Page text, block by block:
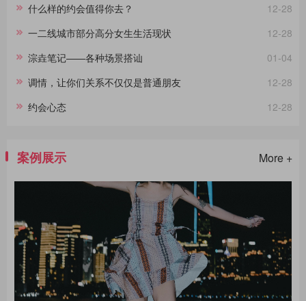
12-28
什么样的约会值得你去？
12-28
一二线城市部分高分女生生活现状
01-04
淙垚笔记——各种场景搭讪
12-28
调情，让你们关系不仅仅是普通朋友
12-28
约会心态
案例展示 More +